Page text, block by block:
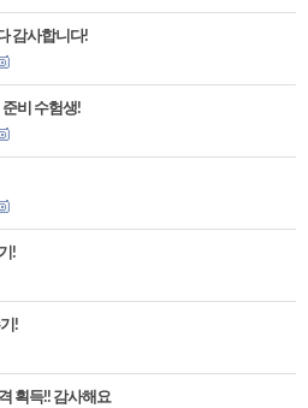
감사합니다!
비 수험생!
!
!
획득!! 감사해요